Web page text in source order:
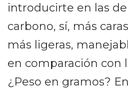
introducirte en las de
carbono, sí, más
más ligeras,
en comparación con
¿Peso en gramos?